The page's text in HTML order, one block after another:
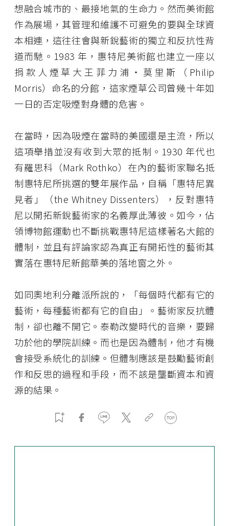
想融合城市的、最接地氣的生命力。然而美術館
作為展場，其管理和維護不可避免的要與全球資
本相連，這往往會與新銳藝術的獨立和反抗性背
道而馳。1983 年，惠特尼美術館也建立一座以
捐款人煙草大王菲力浦・莫里斯（Philip
Morris）命名的分館，這家煙草公司曾幾十年如
一日的否定吸煙對身體的危害。
在當時，因為吸煙在當時的美國還是主流，所以
這項舉措並沒有收到大眾的抵制。1930 年代也
有羅思科（Mark Rothko）在內的藝術家聯名抵
制惠特尼所挑選的雙年展作品，自稱「惠特尼異
見者」（the Whitney Dissenters），反對惠特
尼以開拓新銳藝術家的名義厚此薄彼。如今，佔
領博物館運動也不斷挑戰惠特尼這樣著名大館的
體制，並且有評論家認為真正有開拓性的藝術其
實落在惠特尼新館華美的落地窗之外。
如同奧地利分離派所說的，「每個時代都有它的
藝術，每種藝術都有它的自由」。藝術家反抗體
制，卻也離不開它。泰勒改變時代的音樂，要歸
功於他的學院訓練。而也是因為體制，他才有機
會接受系統化的訓練。但體制應該是鼓勵藝術創
作和反思的過程和手段，而不該是壟斷資本和資
源的結果。